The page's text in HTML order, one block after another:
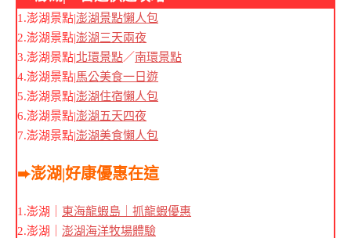
1.澎湖景點|澎湖景點懶人包
2.澎湖景點|澎湖三天兩夜
3.澎湖景點|北環景點／南環景點
4.澎湖景點|馬公美食一日遊
5.澎湖景點|澎湖住宿懶人包
6.澎湖景點|澎湖五天四夜
7.澎湖景點|澎湖美食懶人包
➨澎湖|好康優惠在這
1.澎湖｜ 東海龍蝦島｜抓龍蝦優惠
2.澎湖｜ 澎湖海洋牧場體驗